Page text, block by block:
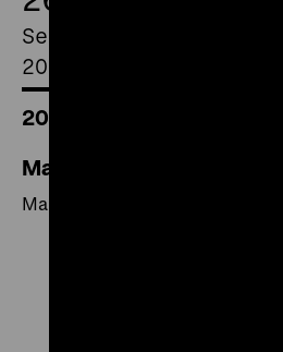
September
2018
20.00 Uhr
Martha Lehmann / Der Ort,
Martha Lehmann / Der Ort, die